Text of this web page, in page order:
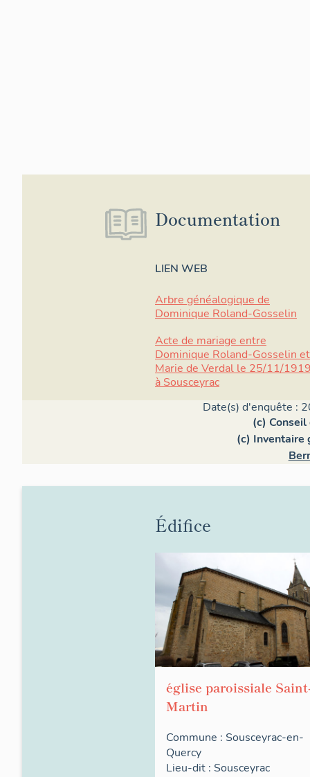
Documentation
LIEN WEB
Arbre généalogique de
Dominique Roland-Gosselin
Acte de mariage entre
Dominique Roland-Gosselin et
Marie de Verdal le 25/11/
à Sousceyrac
Date(s) d'enquête :
(c)
(c) Inventaire
Édifice
église paroissiale
Martin
Commune : Sousceyrac-en-
Quercy
Lieu-dit : Sousceyrac